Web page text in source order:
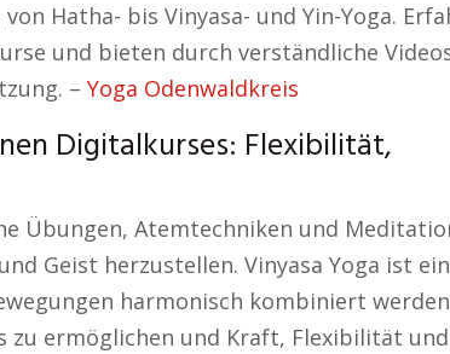
Hatha- bis Vinyasa- und Yin-Yoga.
und bieten durch verständliche
– Yoga Odenwaldkreis
Digitalkurses: Flexibilität,
Übungen, Atemtechniken und
Geist herzustellen. Vinyasa Yoga ist
harmonisch kombiniert
zu ermöglichen und Kraft, Flexibilität und